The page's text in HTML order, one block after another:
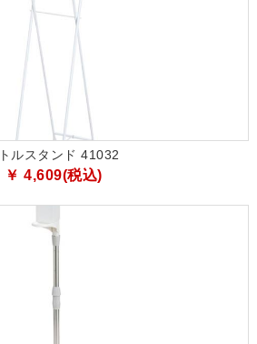
ルスタンド 41032
￥ 4,609(税込)